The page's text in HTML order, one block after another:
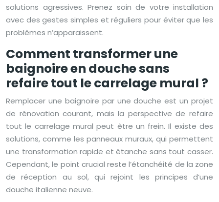
solutions agressives. Prenez soin de votre installation
avec des gestes simples et réguliers pour éviter que les
problèmes n’apparaissent.
Comment transformer une
baignoire en douche sans
refaire tout le carrelage mural ?
Remplacer une baignoire par une douche est un projet
de rénovation courant, mais la perspective de refaire
tout le carrelage mural peut être un frein. Il existe des
solutions, comme les panneaux muraux, qui permettent
une transformation rapide et étanche sans tout casser.
Cependant, le point crucial reste l’étanchéité de la zone
de réception au sol, qui rejoint les principes d’une
douche italienne neuve.